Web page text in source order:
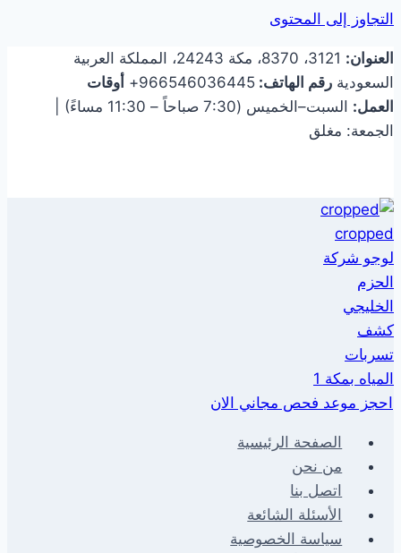
التجاوز إلى المحتوى
العنوان:
3121، 8370، مكة 24243، المملكة العربية
السعودية رقم الهاتف: 966546036445+
أوقات
العمل:
السبت–الخميس (7:30 صباحاً – 11:30 مساءً) |
الجمعة: مغلق
احجز موعد فحص مجاني الان
الصفحة الرئيسية
من نحن
اتصل بنا
الأسئلة الشائعة
سياسة الخصوصية